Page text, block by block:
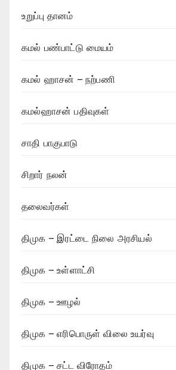
உறுப்பு தானம்
கமல் பண்பாட்டு மையம்
கமல் ஹாசன் – நற்பணி
கமல்ஹாசன் பதிவுகள்
சாதி பாகுபாடு
சிறார் நலன்
தலைவர்கள்
திமுக – இரட்டை நிலை அரசியல்
திமுக – உள்ளாட்சி
திமுக – ஊழல்
திமுக – எரிபொருள் விலை உயர்வு
திமுக – சட்ட விரோதம்